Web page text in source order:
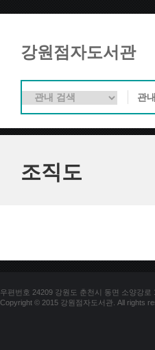
강원점자도서관
조직도
우편번호 24209 강원도 춘천시 동면 소양강
Copyright © 2015 강원점자도서관. All rights